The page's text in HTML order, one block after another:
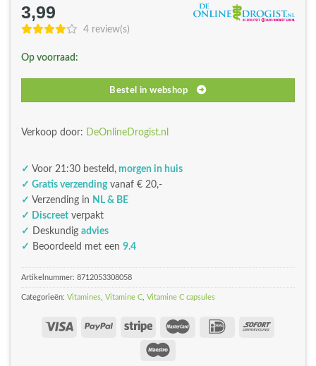
3,99
4 review(s)
Op voorraad:
Bestel in webshop
Verkoop door: DeOnlineDrogist.nl
✓ Voor 21:30 besteld, morgen in huis
✓ Gratis verzendingvanaf € 20,-
✓ Verzending in NL & BE
✓ Discreet verpakt
✓
Deskundig advies
✓ Beoordeeld met een 9.4
Artikelnummer: 8712053308058
Categorieën: Vitamines Vitamine C Vitamine C capsules